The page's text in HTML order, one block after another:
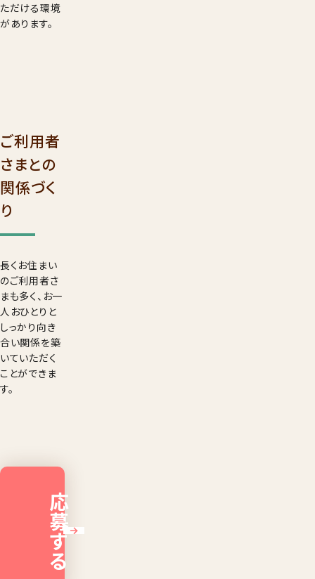
ただける環境
があります。
ご利用者
さまとの
関係づく
り
長くお住まい
のご利用者さ
まも多く、お一
人おひとりと
しっかり向き
合い関係を築
いていただく
ことができま
す。
応
募
す
る